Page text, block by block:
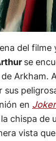
del filme
se
Arkham.
sus
en
chispa de
vista